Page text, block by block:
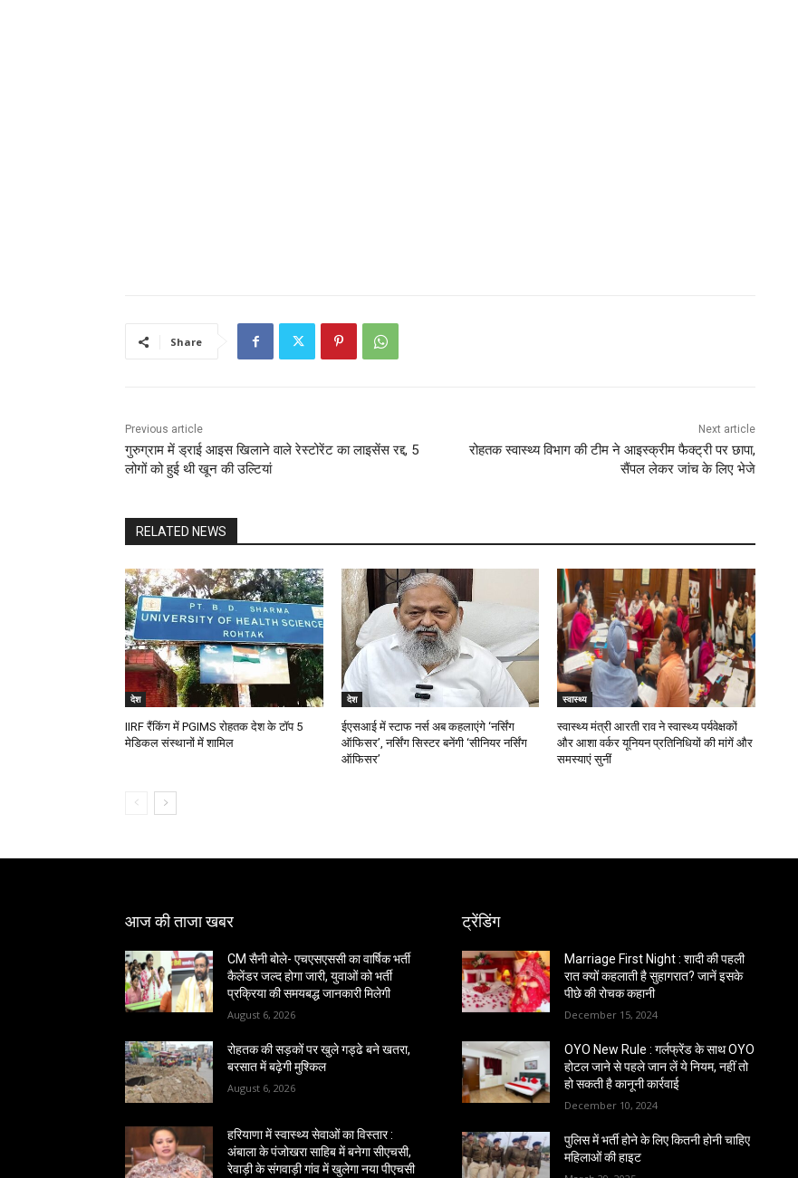
Share
Previous article
गुरुग्राम में ड्राई आइस खिलाने वाले रेस्टोरेंट का लाइसेंस रद्द, 5
लोगों को हुई थी खून की उल्टियां
Next article
रोहतक स्वास्थ्य विभाग की टीम ने आइस्क्रीम फैक्ट्री पर छापा,
सैंपल लेकर जांच के लिए भेजे
RELATED NEWS
देश
IIRF रैंकिंग में PGIMS रोहतक देश के टॉप 5
मेडिकल संस्थानों में शामिल
देश
ईएसआई में स्टाफ नर्स अब कहलाएंगे ‘नर्सिंग
ऑफिसर’, नर्सिंग सिस्टर बनेंगी ‘सीनियर नर्सिंग
ऑफिसर’
स्वास्थ्य
स्वास्थ्य मंत्री आरती राव ने स्वास्थ्य पर्यवेक्षकों
और आशा वर्कर यूनियन प्रतिनिधियों की मांगें और
समस्याएं सुनीं
आज की ताजा खबर
CM सैनी बोले- एचएसएससी का वार्षिक भर्ती
कैलेंडर जल्द होगा जारी, युवाओं को भर्ती
प्रक्रिया की समयबद्ध जानकारी मिलेगी
August 6, 2026
रोहतक की सड़कों पर खुले गड्ढे बने खतरा,
बरसात में बढ़ेगी मुश्किल
August 6, 2026
हरियाणा में स्वास्थ्य सेवाओं का विस्तार :
अंबाला के पंजोखरा साहिब में बनेगा सीएचसी,
रेवाड़ी के संगवाड़ी गांव में खुलेगा नया पीएचसी
ट्रेंडिंग
Marriage First Night : शादी की पहली
रात क्यों कहलाती है सुहागरात? जानें इसके
पीछे की रोचक कहानी
December 15, 2024
OYO New Rule : गर्लफ्रेंड के साथ OYO
होटल जाने से पहले जान लें ये नियम, नहीं तो
हो सकती है कानूनी कार्रवाई
December 10, 2024
पुलिस में भर्ती होने के लिए कितनी होनी चाहिए
महिलाओं की हाइट